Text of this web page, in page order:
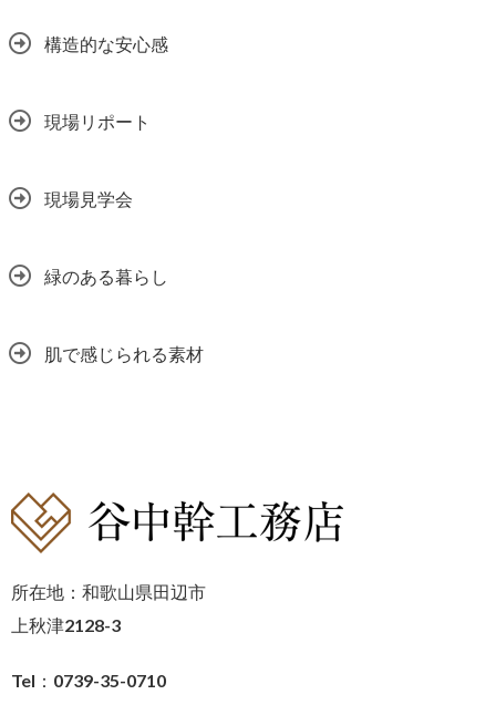
構造的な安心感
現場リポート
現場見学会
緑のある暮らし
肌で感じられる素材
所在地：和歌山県田辺市
上秋津2128-3
Tel：0739-35-0710